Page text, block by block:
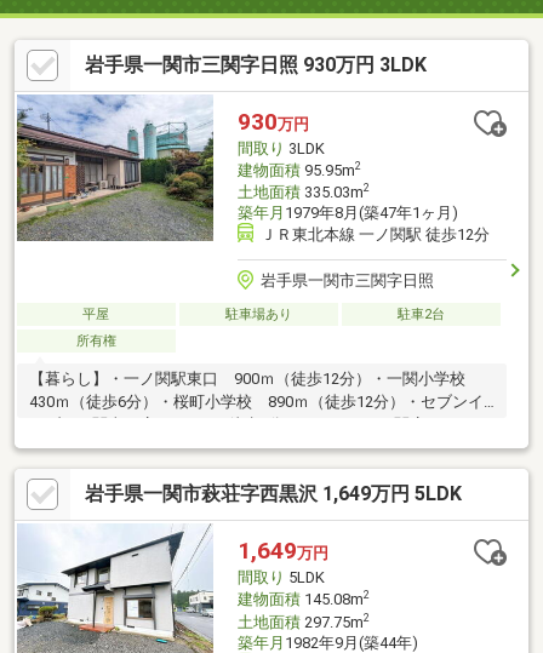
岩手県一関市三関字日照 930万円 3LDK
930万円
間取り 3LDK
建物面積95.95m2
土地面積335.03m2
築年月 1979年8月(築47年1ヶ月)
ＪＲ東北本線 一ノ関駅 徒歩12分
岩手県一関市三関字日照
平屋 駐車場あり
駐車2台
所有権
【暮らし】・一ノ関駅東口 900ｍ（徒歩12分）・一関小学校
430ｍ（徒歩6分）・桜町小学校 890ｍ（徒歩12分）・セブンイ
（徒歩5分）・薬王堂一関三関店 430ｍ（徒歩6分）【建物】・
アンティークなデザインにご興味ある方におすすめ。・930万円
のベース物件に手を加えて、将来を見据えた快適な住まいへ。
岩手県一関市萩荘字西黒沢 1,649万円 5LDK
1,649万円
間取り 5LDK
建物面積145.08m2
土地面積297.75m2
築年月 1982年9月(築44年)